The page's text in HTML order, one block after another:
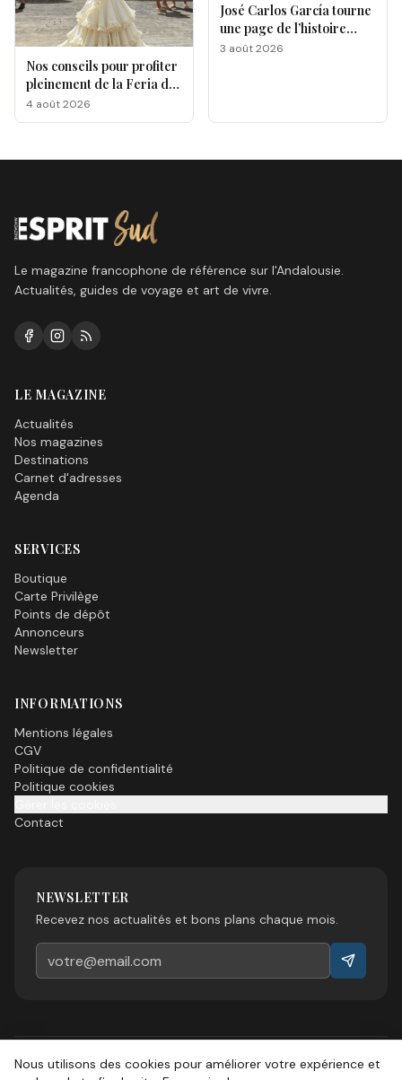
Nos conseils pour profiter
pleinement de la Feria de
Málaga 2026
4 août 2026
José Carlos García tourne
une page de l’histoire
gastronomique de Malaga
3 août 2026
Le magazine francophone de référence sur l'Andalousie.
Actualités, guides de voyage et art de vivre.
LE MAGAZINE
Actualités
Nos magazines
Destinations
Carnet d'adresses
Agenda
SERVICES
Boutique
Carte Privilège
Points de dépôt
Annonceurs
Newsletter
INFORMATIONS
Mentions légales
CGV
Politique de confidentialité
Politique cookies
Contact
NEWSLETTER
Recevez nos actualités et bons plans chaque mois.
Nous utilisons des cookies pour améliorer votre expérience et